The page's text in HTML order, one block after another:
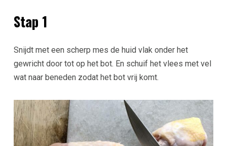
Stap 1
Snijdt met een scherp mes de huid vlak onder het
gewricht door tot op het bot. En schuif het vlees met vel
wat naar beneden zodat het bot vrij komt.